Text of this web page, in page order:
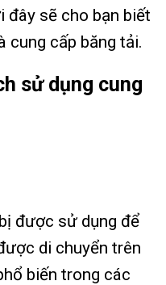
đây sẽ cho bạn biết
cung cấp băng tải.
sử dụng cung
được sử dụng để
di chuyển trên
biến trong các